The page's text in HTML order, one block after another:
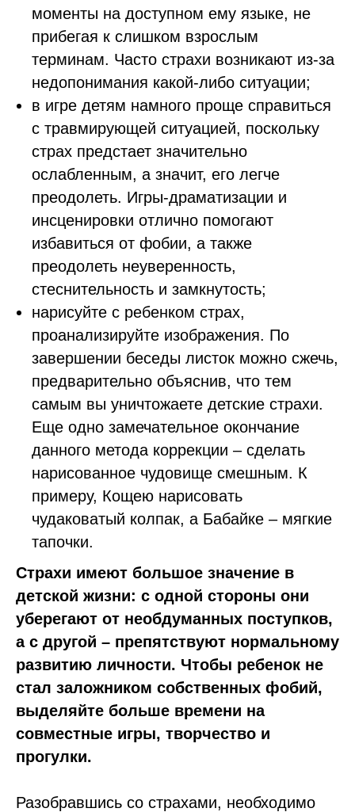
моменты на доступном ему языке, не
прибегая к слишком взрослым
терминам. Часто страхи возникают из-за
недопонимания какой-либо ситуации;
в игре детям намного проще справиться
с травмирующей ситуацией, поскольку
страх предстает значительно
ослабленным, а значит, его легче
преодолеть. Игры-драматизации и
инсценировки отлично помогают
избавиться от фобии, а также
преодолеть неуверенность,
стеснительность и замкнутость;
нарисуйте с ребенком страх,
проанализируйте изображения. По
завершении беседы листок можно сжечь,
предварительно объяснив, что тем
самым вы уничтожаете детские страхи.
Еще одно замечательное окончание
данного метода коррекции – сделать
нарисованное чудовище смешным. К
примеру, Кощею нарисовать
чудаковатый колпак, а Бабайке – мягкие
тапочки.
Страхи имеют большое значение в
детской жизни: с одной стороны они
уберегают от необдуманных поступков,
а с другой – препятствуют нормальному
развитию личности. Чтобы ребенок не
стал заложником собственных фобий,
выделяйте больше времени на
совместные игры, творчество и
прогулки.
Разобравшись со страхами, необходимо